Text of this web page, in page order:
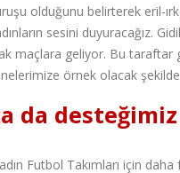
olduğunu belirterek eril-
sesini duyuracağız.
maçlara geliyor. Bu
örnek olacak
da
Futbol Takımları için